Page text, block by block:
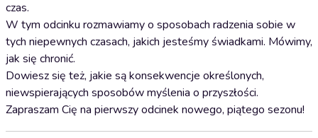
czas.
W tym odcinku rozmawiamy o sposobach radzenia sobie w
tych niepewnych czasach, jakich jesteśmy świadkami. Mówimy,
jak się chronić.
Dowiesz się też, jakie są konsekwencje określonych,
niewspierających sposobów myślenia o przyszłości.
Zapraszam Cię na pierwszy odcinek nowego, piątego sezonu!